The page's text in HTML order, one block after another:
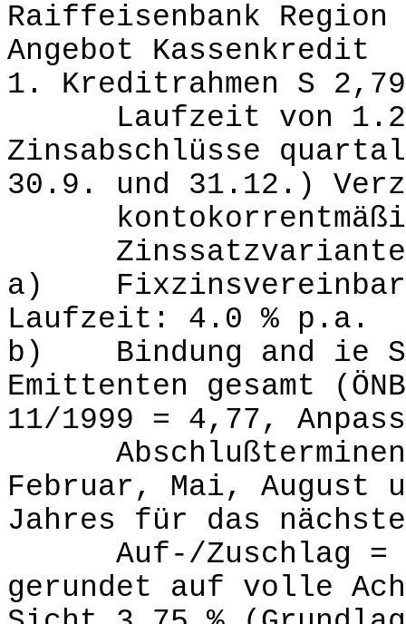
Raiffeisenbank Region
Angebot Kassenkredit
1. Kreditrahmen S
Laufzeit von
Zinsabschlüsse
30.9. und 31.12.)
a)
Laufzeit: 4.0 % p.a.
b) Bindung and ie
Emittenten gesamt
11/1999 = 4,77,
Abschlußterminen,
Februar, Mai, August
Jahres für das
Auf-/Zuschlag = -
gerundet auf volle